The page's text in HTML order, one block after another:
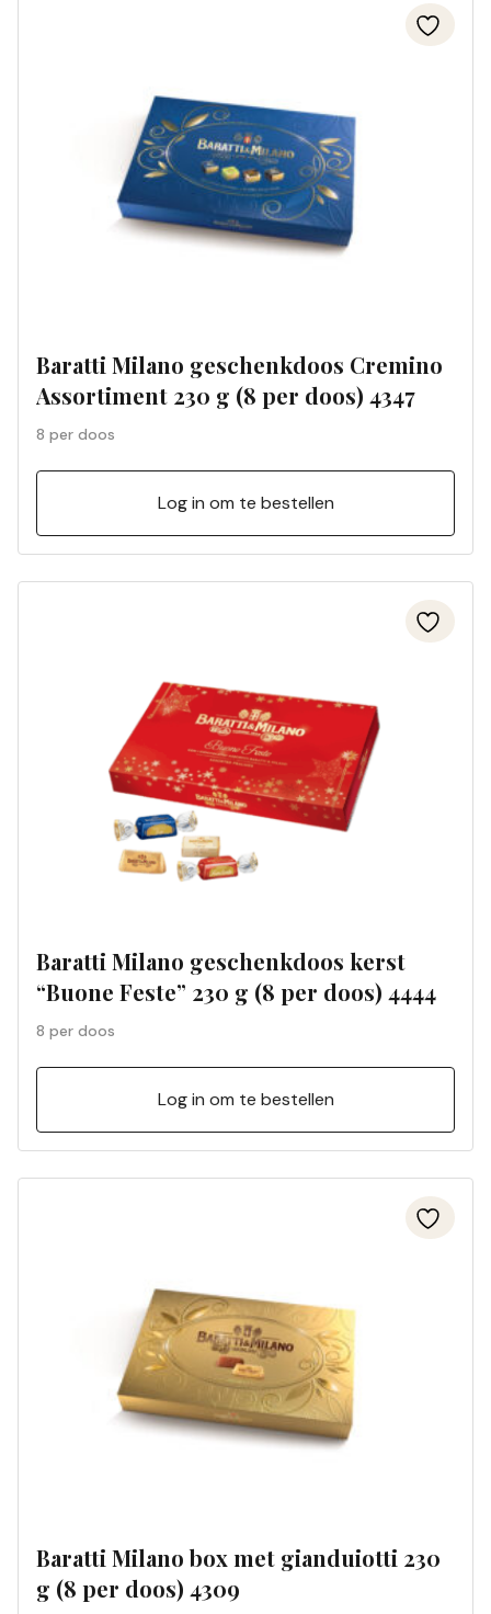
Baratti Milano geschenkdoos Cremino
Assortiment 230 g (8 per doos) 4347
8 per doos
Log in om te bestellen
Baratti Milano geschenkdoos kerst
“Buone Feste” 230 g (8 per doos) 4444
8 per doos
Log in om te bestellen
Baratti Milano box met gianduiotti 230
g (8 per doos) 4309